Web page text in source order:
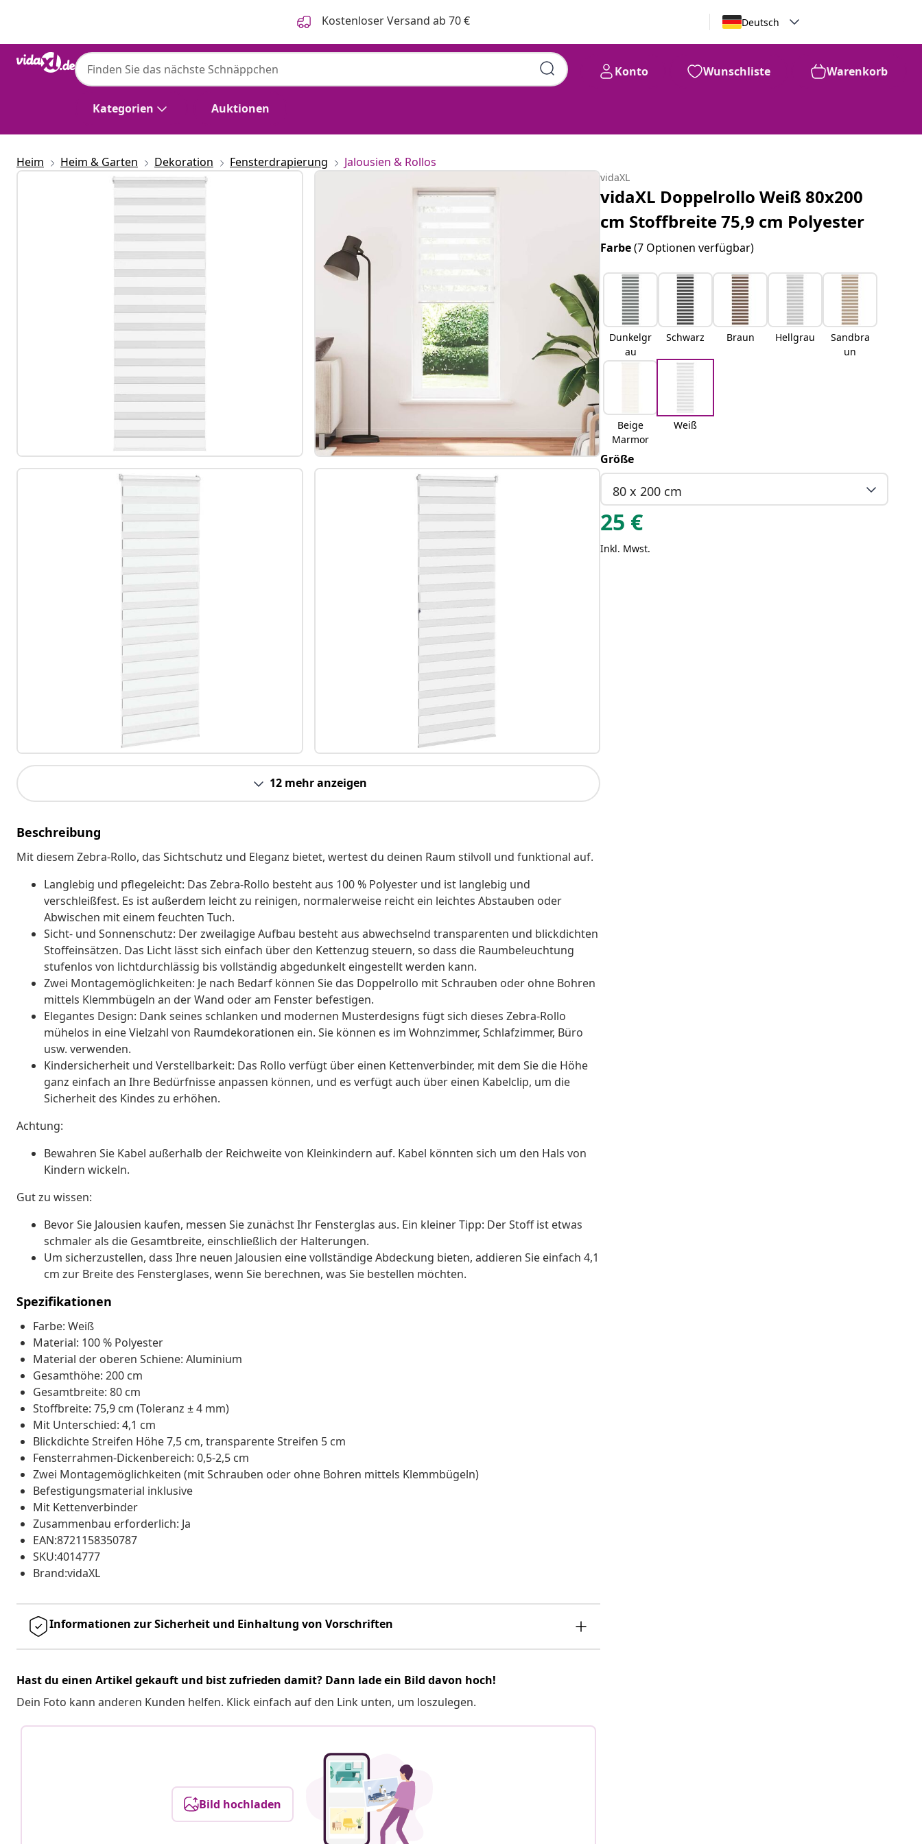
Kostenloser Versand ab 70 € Deutsch
Kategorien Auktionen
Konto Wunschliste Warenkorb
Heim Heim & Garten Dekoration Fensterdrapierung Jalousien & Rollos
12 mehr anzeigen
Beschreibung
Mit diesem Zebra-Rollo, das Sichtschutz und Eleganz bietet, wertest du deinen Raum stilvoll und funktional auf.
Langlebig und pflegeleicht: Das Zebra-Rollo besteht aus 100 % Polyester und ist langlebig und
verschleißfest. Es ist außerdem leicht zu reinigen, normalerweise reicht ein leichtes Abstauben oder
Abwischen mit einem feuchten Tuch.
Sicht- und Sonnenschutz: Der zweilagige Aufbau besteht aus abwechselnd transparenten und blickdichten
Stoffeinsätzen. Das Licht lässt sich einfach über den Kettenzug steuern, so dass die Raumbeleuchtung
stufenlos von lichtdurchlässig bis vollständig abgedunkelt eingestellt werden kann.
Zwei Montagemöglichkeiten: Je nach Bedarf können Sie das Doppelrollo mit Schrauben oder ohne Bohren
mittels Klemmbügeln an der Wand oder am Fenster befestigen.
Elegantes Design: Dank seines schlanken und modernen Musterdesigns fügt sich dieses Zebra-Rollo
mühelos in eine Vielzahl von Raumdekorationen ein. Sie können es im Wohnzimmer, Schlafzimmer, Büro
usw. verwenden.
Kindersicherheit und Verstellbarkeit: Das Rollo verfügt über einen Kettenverbinder, mit dem Sie die Höhe
ganz einfach an Ihre Bedürfnisse anpassen können, und es verfügt auch über einen Kabelclip, um die
Sicherheit des Kindes zu erhöhen.
Achtung:
Bewahren Sie Kabel außerhalb der Reichweite von Kleinkindern auf. Kabel könnten sich um den Hals von
Kindern wickeln.
Gut zu wissen:
Bevor Sie Jalousien kaufen, messen Sie zunächst Ihr Fensterglas aus. Ein kleiner Tipp: Der Stoff ist etwas
schmaler als die Gesamtbreite, einschließlich der Halterungen.
Um sicherzustellen, dass Ihre neuen Jalousien eine vollständige Abdeckung bieten, addieren Sie einfach 4,1
cm zur Breite des Fensterglases, wenn Sie berechnen, was Sie bestellen möchten.
Spezifikationen
Farbe: Weiß
Material: 100 % Polyester
Material der oberen Schiene: Aluminium
Gesamthöhe: 200 cm
Gesamtbreite: 80 cm
Stoffbreite: 75,9 cm (Toleranz ± 4 mm)
Mit Unterschied: 4,1 cm
Blickdichte Streifen Höhe 7,5 cm, transparente Streifen 5 cm
Fensterrahmen-Dickenbereich: 0,5-2,5 cm
Zwei Montagemöglichkeiten (mit Schrauben oder ohne Bohren mittels Klemmbügeln)
Befestigungsmaterial inklusive
Mit Kettenverbinder
Zusammenbau erforderlich: Ja
EAN:8721158350787
SKU:4014777
Brand:vidaXL
Informationen zur Sicherheit und Einhaltung von Vorschriften
Hast du einen Artikel gekauft und bist zufrieden damit? Dann lade ein Bild davon hoch!
Dein Foto kann anderen Kunden helfen. Klick einfach auf den Link unten, um loszulegen.
Bild hochladen
vidaXL
vidaXL Doppelrollo Weiß 80x200
cm Stoffbreite 75,9 cm Polyester
Farbe(7 Optionen verfügbar)
Dunkelgr
au
Schwarz Braun Hellgrau
Sandbra
un
Beige
Marmor
Weiß
Größe
80 x 200 cm
25 €
Inkl. Mwst.